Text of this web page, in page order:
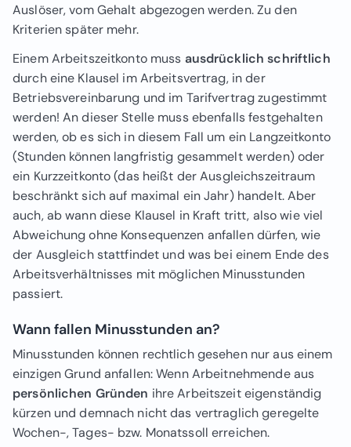
Auslöser, vom Gehalt abgezogen werden. Zu den
Kriterien später mehr.
Einem Arbeitszeitkonto muss ausdrücklich schriftlich
durch eine Klausel im Arbeitsvertrag, in der
Betriebsvereinbarung und im Tarifvertrag zugestimmt
werden! An dieser Stelle muss ebenfalls festgehalten
werden, ob es sich in diesem Fall um ein Langzeitkonto
(Stunden können langfristig gesammelt werden) oder
ein Kurzzeitkonto (das heißt der Ausgleichszeitraum
beschränkt sich auf maximal ein Jahr) handelt. Aber
auch, ab wann diese Klausel in Kraft tritt, also wie viel
Abweichung ohne Konsequenzen anfallen dürfen, wie
der Ausgleich stattfindet und was bei einem Ende des
Arbeitsverhältnisses mit möglichen Minusstunden
passiert.
Wann fallen Minusstunden an?
Minusstunden können rechtlich gesehen nur aus einem
einzigen Grund anfallen: Wenn Arbeitnehmende aus
persönlichen Gründen ihre Arbeitszeit eigenständig
kürzen und demnach nicht das vertraglich geregelte
Wochen-, Tages- bzw. Monatssoll erreichen.